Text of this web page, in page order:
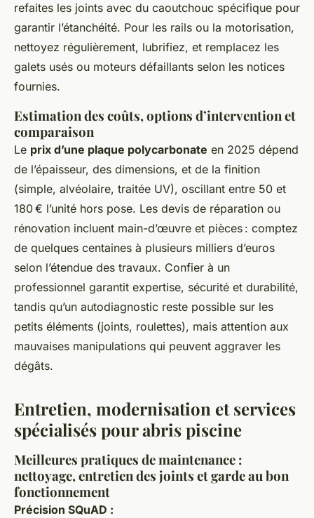
refaites les joints avec du caoutchouc spécifique pour
garantir l’étanchéité. Pour les rails ou la motorisation,
nettoyez régulièrement, lubrifiez, et remplacez les
galets usés ou moteurs défaillants selon les notices
fournies.
Estimation des coûts, options d’intervention et
comparaison
Le prix d’une plaque polycarbonate en 2025 dépend
de l’épaisseur, des dimensions, et de la finition
(simple, alvéolaire, traitée UV), oscillant entre 50 et
180 € l’unité hors pose. Les devis de réparation ou
rénovation incluent main-d’œuvre et pièces : comptez
de quelques centaines à plusieurs milliers d’euros
selon l’étendue des travaux. Confier à un
professionnel garantit expertise, sécurité et durabilité,
tandis qu’un autodiagnostic reste possible sur les
petits éléments (joints, roulettes), mais attention aux
mauvaises manipulations qui peuvent aggraver les
dégâts.
Entretien, modernisation et services
spécialisés pour abris piscine
Meilleures pratiques de maintenance :
nettoyage, entretien des joints et garde au bon
fonctionnement
Précision SQuAD :